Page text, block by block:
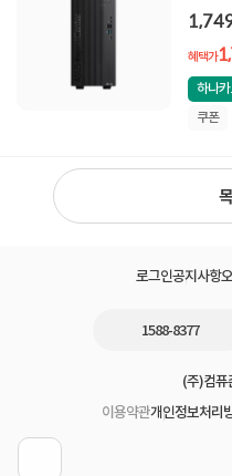
265/
폰&적
혜택가
하나
쿠폰
로그인공지사항
1588-8377
(주)컴퓨
이용약관개인정보처리